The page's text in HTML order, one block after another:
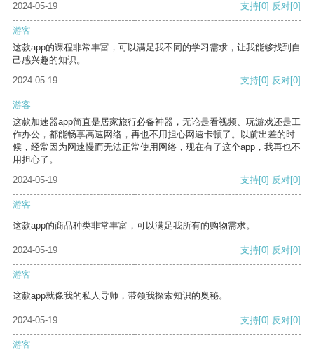
2024-05-19 支持[0] 反对[0]
游客
这款app的课程非常丰富，可以满足我不同的学习需求，让我能够找到自
己感兴趣的知识。
2024-05-19
支持[0] 反对[0]
游客
这款加速器app简直是居家旅行必备神器，无论是看视频、玩游戏还是工
作办公，都能畅享高速网络，再也不用担心网速卡顿了。以前出差的时
候，经常因为网速慢而无法正常使用网络，现在有了这个app，我再也不
用担心了。
2024-05-19
支持[0] 反对[0]
游客
这款app的商品种类非常丰富，可以满足我所有的购物需求。
2024-05-19 支持[0] 反对[0]
游客
这款app就像我的私人导师，带领我探索知识的奥秘。
2024-05-19 支持[0] 反对[0]
游客